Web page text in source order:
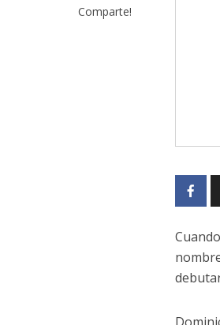
Comparte!